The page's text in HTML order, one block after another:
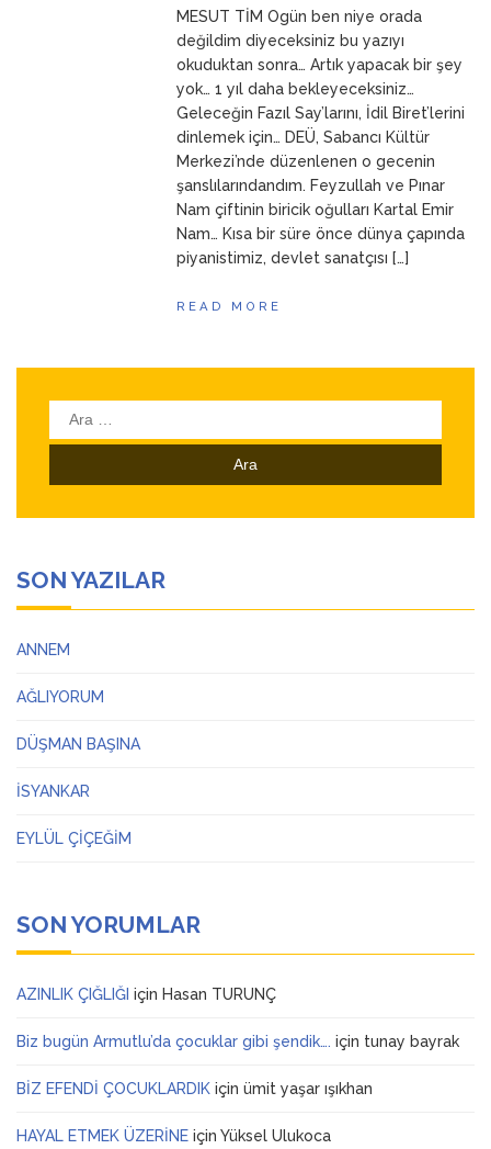
ANNEMMESUT TİM Ogün ben niye orada
değildim diyeceksiniz bu yazıyı
okuduktan sonra… Artık yapacak bir şey
yok… 1 yıl daha bekleyeceksiniz…
Geleceğin Fazıl Say’larını, İdil Biret’lerini
dinlemek için… DEÜ, Sabancı Kültür
Merkezi’nde düzenlenen o gecenin
şanslılarındandım. Feyzullah ve Pınar
Nam çiftinin biricik oğulları Kartal Emir
Nam… Kısa bir süre önce dünya çapında
piyanistimiz, devlet sanatçısı […]
READ MORE
Arama:
SON YAZILAR
ANNEM
AĞLIYORUM
DÜŞMAN BAŞINA
İSYANKAR
EYLÜL ÇİÇEĞİM
SON YORUMLAR
AZINLIK ÇIĞLIĞI için Hasan TURUNÇ
Biz bugün Armutlu’da çocuklar gibi şendik…. için tunay bayrak
BİZ EFENDİ ÇOCUKLARDIK için ümit yaşar ışıkhan
HAYAL ETMEK ÜZERİNE için Yüksel Ulukoca